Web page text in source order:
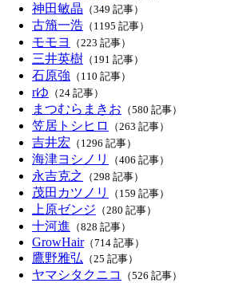
神田敏晶 （349 記事）
古籏一浩 （1195 記事）
モモヨ （223 記事）
三井英樹 （191 記事）
石原強 （110 記事）
rゆ （24 記事）
まつむらまきお （580 記事）
笠居トシヒロ （263 記事）
吉井宏 （1296 記事）
海津ヨシノリ （406 記事）
永吉克之 （298 記事）
茂田カツノリ （159 記事）
上原ゼンジ （280 記事）
十河進 （828 記事）
GrowHair（714 記事）
鷹野雅弘 （25 記事）
ヤマシタクニコ （526 記事）